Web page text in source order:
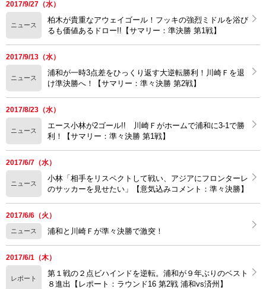
2017/9/27（水）
ニュース
柏木が貴重なアウェイゴール！フッキの強烈ミドルを浴び
るも価値あるドロー!!【サマリー：準決勝 第1戦】
2017/9/13（水）
ニュース
浦和が一時3点差をひっくり返す大逆転勝利！川崎Ｆを退
け準決勝へ！【サマリー：準々決勝 第2戦】
2017/8/23（水）
ニュース
エース小林が2ゴール!! 川崎Ｆがホームで浦和に3-1で勝
利！【サマリー：準々決勝 第1戦】
2017/6/7（水）
ニュース
小林「相手をリスペクトして戦い、アジアにフロンターレ
のサッカーを見せたい」【意気込みコメント：準々決勝】
2017/6/6（火）
ニュース 浦和と川崎Ｆが準々決勝で激突！
2017/6/1（木）
レポート
第１戦の２点ビハインドを逆転。浦和が９年ぶりのベスト
８進出【レポート：ラウンド16 第2戦 浦和vs済州】